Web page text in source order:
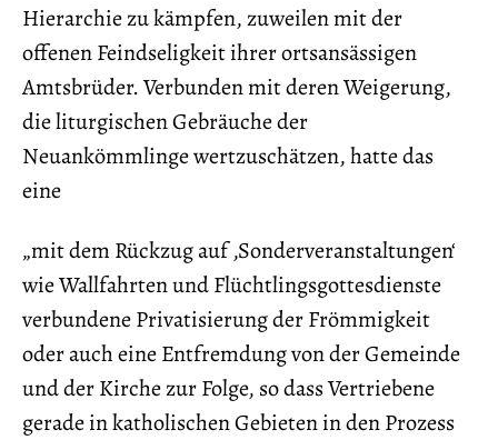
Hierarchie zu kämpfen, zuweilen mit der
offenen Feindseligkeit ihrer ortsansässigen
Amtsbrüder. Verbunden mit deren Weigerung,
die liturgischen Gebräuche der
Neuankömmlinge wertzuschätzen, hatte das
eine
„mit dem Rückzug auf ‚Sonderveranstaltungen‘
wie Wallfahrten und Flüchtlingsgottesdienste
verbundene Privatisierung der Frömmigkeit
oder auch eine Entfremdung von der Gemeinde
und der Kirche zur Folge, so dass Vertriebene
gerade in katholischen Gebieten in den Prozess